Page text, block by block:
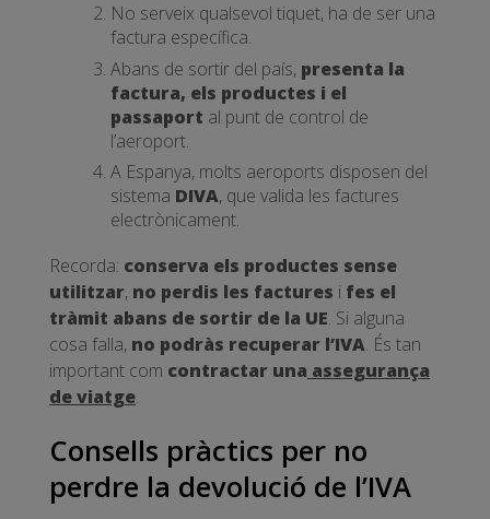
No serveix qualsevol tiquet, ha de ser una
factura específica.
Abans de sortir del país, presenta la
factura, els productes i el
passaport al punt de control de
l’aeroport.
A Espanya, molts aeroports disposen del
sistema DIVA, que valida les factures
electrònicament.
Recorda: conserva els productes sense
utilitzar, no perdis les factures i fes el
tràmit abans de sortir de la UE. Si alguna
cosa falla, no podràs recuperar l’IVA. És tan
important com contractar una assegurança
de viatge.
Consells pràctics per no
perdre la devolució de l’IVA